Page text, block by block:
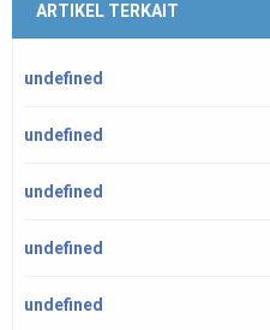
ARTIKEL TERKAIT
undefined
undefined
undefined
undefined
undefined